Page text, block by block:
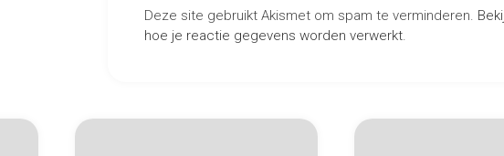
Deze site gebruikt Akismet om spam te verminderen.
hoe je reactie gegevens worden verwerkt.